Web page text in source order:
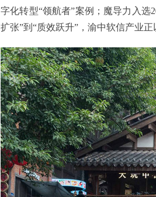
字化转型“领航者”案例；魔导力入选
扩张”到“质效跃升”，渝中软信产业正